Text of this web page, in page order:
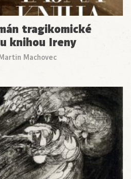
tragikomické
knihou Ireny
Machovec